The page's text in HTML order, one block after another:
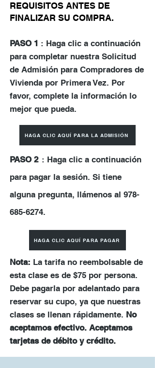
REQUISITOS ANTES DE
FINALIZAR SU COMPRA.
PASO 1 : Haga clic a continuación
para completar nuestra Solicitud
de Admisión para Compradores de
Vivienda por Primera Vez. Por
favor, complete la información lo
mejor que pueda.
HAGA CLIC AQUÍ PARA LA ADMISIÓN
PASO 2 : Haga clic a continuación
para pagar la sesión. Si tiene
alguna pregunta, llámenos al 978-
685-6274.
HAGA CLIC AQUÍ PARA PAGAR
Nota: La tarifa no reembolsable de
esta clase es de $75 por persona.
Debe pagarla por adelantado para
reservar su cupo, ya que nuestras
clases se llenan rápidamente. No
aceptamos efectivo. Aceptamos
tarjetas de débito y crédito.